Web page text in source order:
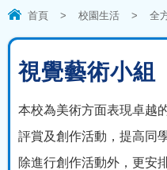
首頁 > 校園生活 > 全
視覺藝術小組
本校為美術方面表現卓越
評賞及創作活動，提高同
除進行創作活動外，更安